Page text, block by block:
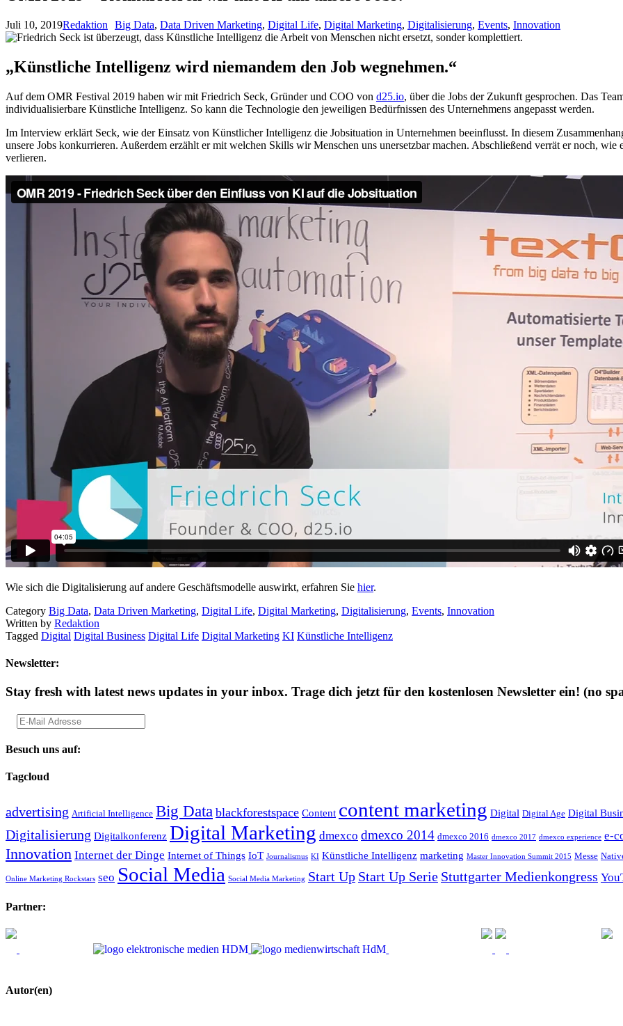
Juli 10, 2019Redaktion Big Data, Data Driven Marketing, Digital Life, Digital Marketing, Digitalisierung, Events, Innovation
„Künstliche Intelligenz wird niemandem den Job wegnehmen.“
Auf dem OMR Festival 2019 haben wir mit Friedrich Seck, Gründer und COO von d25.io, über die Jobs der Zukunft gesprochen. Das
individualisierbare Künstliche Intelligenz. So kann die Technologie den jeweiligen Bedürfnissen des Unternehmens angepasst werden.
Im Interview erklärt Seck, wie der Einsatz von Künstlicher Intelligenz die Jobsituation in Unternehmen beeinflusst. In diesem
unsere Jobs konkurrieren. Außerdem erzählt er mit welchen Skills wir Menschen uns unersetzbar machen. Abschließend verrät er noch,
verlieren.
Wie sich die Digitalisierung auf andere Geschäftsmodelle auswirkt, erfahren Sie hier.
Category Big Data, Data Driven Marketing, Digital Life, Digital Marketing, Digitalisierung, Events, Innovation
Written by Redaktion
Tagged Digital Digital Business Digital Life Digital Marketing KI Künstliche Intelligenz
Newsletter:
Stay fresh with latest news updates in your inbox. Trage dich jetzt für den kostenlosen Newsletter ein! (no
Besuch uns auf:
Tagcloud
advertising Artificial Intelligence Big Data blackforestspace Content content marketing Digital Digital Age Digital
Digitalisierung Digitalkonferenz Digital Marketing dmexco dmexco 2014 dmexco 2016 dmexco 2017 dmexco experience e-
Innovation Internet der Dinge Internet of Things IoT Journalismus KI Künstliche Intelligenz marketing Master Innovation Summit 2015 Messe
Online Marketing Rockstars seo Social Media Social Media Marketing Start Up Start Up Serie Stuttgarter Medienkongress
Partner:
Autor(en)